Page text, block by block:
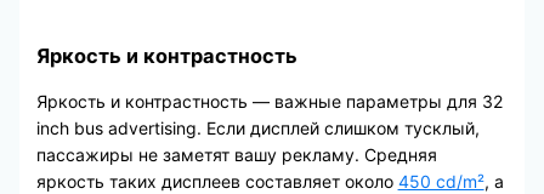
Яркость и контрастность
Яркость и контрастность — важные параметры для 32
inch bus advertising. Если дисплей слишком тусклый,
пассажиры не заметят вашу рекламу. Средняя
яркость таких дисплеев составляет около 450 cd/m², а